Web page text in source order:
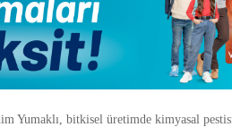
Yumaklı, bitkisel üretimde kimyasal